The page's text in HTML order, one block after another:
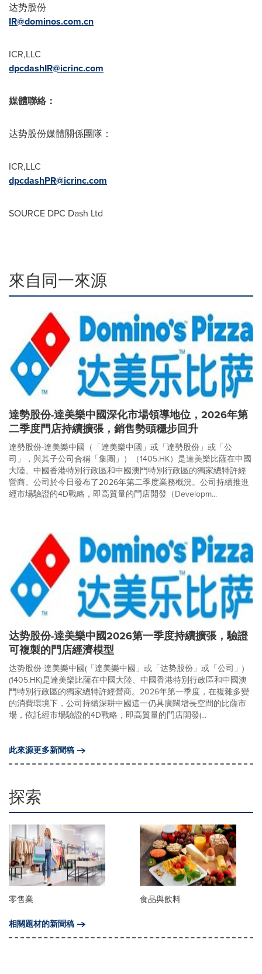
达势股份
IR@dominos.com.cn
ICR,LLC
dpcdashIR@icrinc.com
媒體聯絡：
达势股份媒體關係團隊：
ICR,LLC
dpcdashPR@icrinc.com
SOURCE DPC Dash Ltd
來自同一來源
達勢股份-達美樂中國深化市場領導地位，2026年第
二季度門店持續擴張，銷售勢頭穩步回升
達勢股份-達美樂中國（「達美樂中國」或「達勢股份」或「公
司」，與其子公司合稱「集團」）（1405.HK）是達美樂比薩在中國
大陸、中國香港特別行政區和中國澳門特別行政區的獨家總特許經
營商。公司於今日發布了2026年第二季度業務概況。公司持續推進
經市場驗證的4D戰略，即高質量的門店開發（Developm...
达势股份-達美樂中國2026第一季度持續擴張，驗證
可複製的門店經濟模型
达势股份-達美樂中國(「達美樂中國」或「达势股份」或「公司」)
(1405.HK)是達美樂比薩在中國大陸、中國香港特別行政區和中國澳
門特別行政區的獨家總特許經營商。2026年第一季度，在複雜多變
的消費環境下，公司持續深耕中國這一仍具廣闊增長空間的比薩市
場，依託經市場驗證的4D戰略，即高質量的門店開發(...
此來源更多新聞稿
探索
零售業
食品與飲料
相關題材的新聞稿